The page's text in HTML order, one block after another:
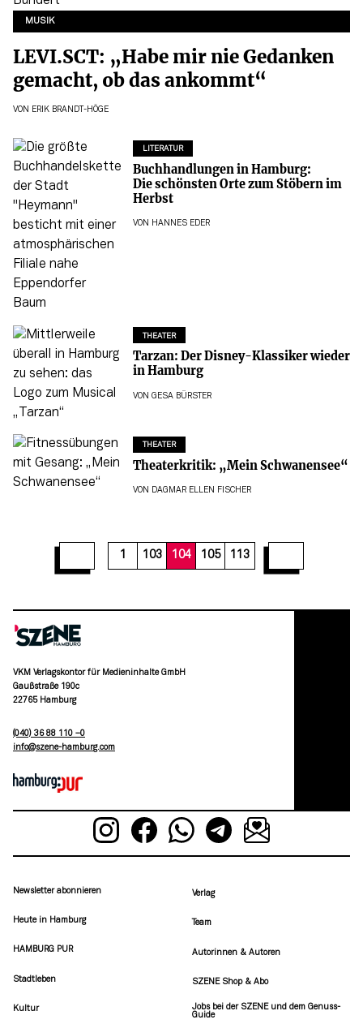
MUSIK
LEVI.SCT: „Habe mir nie Gedanken
gemacht, ob das ankommt“
VON ERIK BRANDT-HÖGE
LITERATUR
Buchhandlungen in Hamburg:
Die schönsten Orte zum Stöbern im
Herbst
VON HANNES EDER
THEATER
Tarzan: Der Disney-Klassiker wieder
in Hamburg
VON GESA BÜRSTER
THEATER
Theaterkritik: „Mein Schwanensee“
VON DAGMAR ELLEN FISCHER
1 103 104 105 113
110 111112 113
VKM Verlagskontor für Medieninhalte GmbH
Gaußstraße 190c
22765 Hamburg
(040) 36 88 110 –0
moc.grubmah-enezs@ofni
Newsletter abonnieren
Heute in Hamburg
HAMBURG PUR
Stadtleben
Kultur
Verlag
Team
Autorinnen & Autoren
SZENE Shop & Abo
Jobs bei der SZENE und dem Genuss-
Guide